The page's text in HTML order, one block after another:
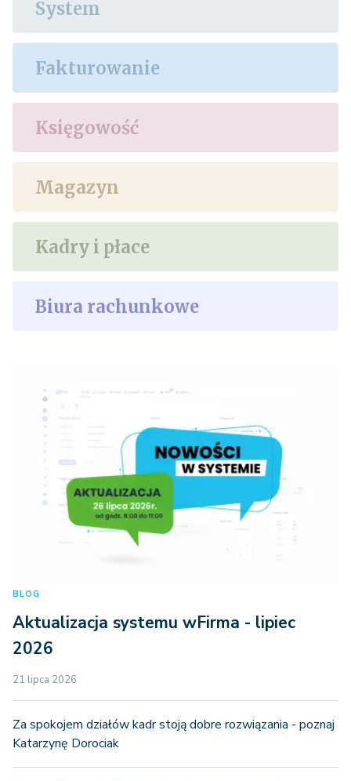
System
Fakturowanie
Księgowość
Magazyn
Kadry i płace
Biura rachunkowe
BLOG
Aktualizacja systemu wFirma - lipiec
2026
21 lipca 2026
Za spokojem działów kadr stoją dobre rozwiązania - poznaj
Katarzynę Dorociak